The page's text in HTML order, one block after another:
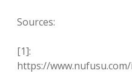
Sources:
[1]:
https://